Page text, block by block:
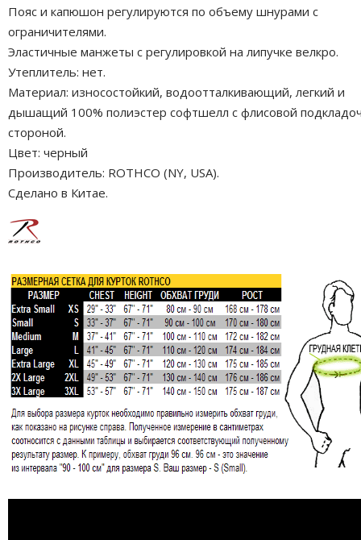
Пояс и капюшон регулируются по объему шнурами с
ограничителями.
Эластичные манжеты с регулировкой на липучке велкро.
Утеплитель: нет.
Материал: износостойкий, водоотталкивающий, легкий и
дышащий 100% полиэстер софтшелл с флисовой
стороной.
Цвет: черный
Производитель: ROTHCO (NY, USA).
Сделано в Китае.